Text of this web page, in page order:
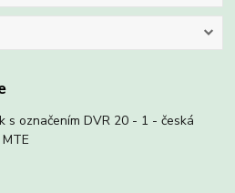
s označením DVR 20 - 1 - česká